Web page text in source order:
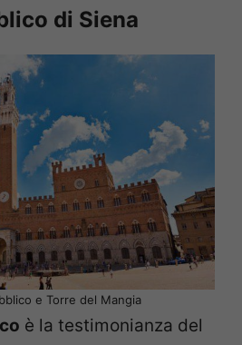
di Siena
e Torre del Mangia
è la testimonianza del